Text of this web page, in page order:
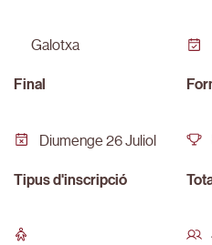
galotxa
Final
Diumenge 26 Juliol
Tipus d'inscripció